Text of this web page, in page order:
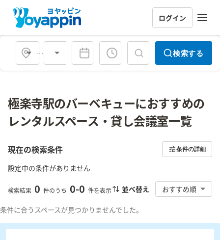
ログイン
会場タイプ 検索する
極楽寺駅のバーベキューにおすすめの
レンタルスペース・貸し会議室一覧
現在の検索条件 条件の詳細
設定中の条件がありません
検索結果 0 件のうち 0-0 件を表示 並べ替え おすすめ順
条件に合うスペースが見つかりませんでした。